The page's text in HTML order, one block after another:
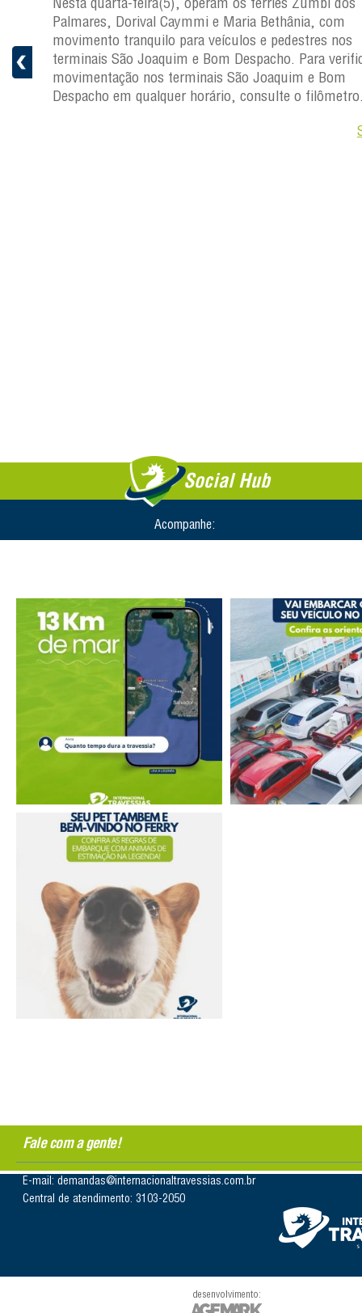
a
Palmares, Dorival Caymmi e Maria Bethânia, com
movimento tranquilo para veículos e pedestres nos
terminais São Joaquim e Bom Despacho. Para
movimentação nos terminais São Joaquim e Bom
Despacho em qualquer horário, consulte o
Social Hub
Acompanhe:
Fale com a gente!
E-mail: demandas@internacionaltravessias.com.br
Central de atendimento: 3103-2050
desenvolvimento: